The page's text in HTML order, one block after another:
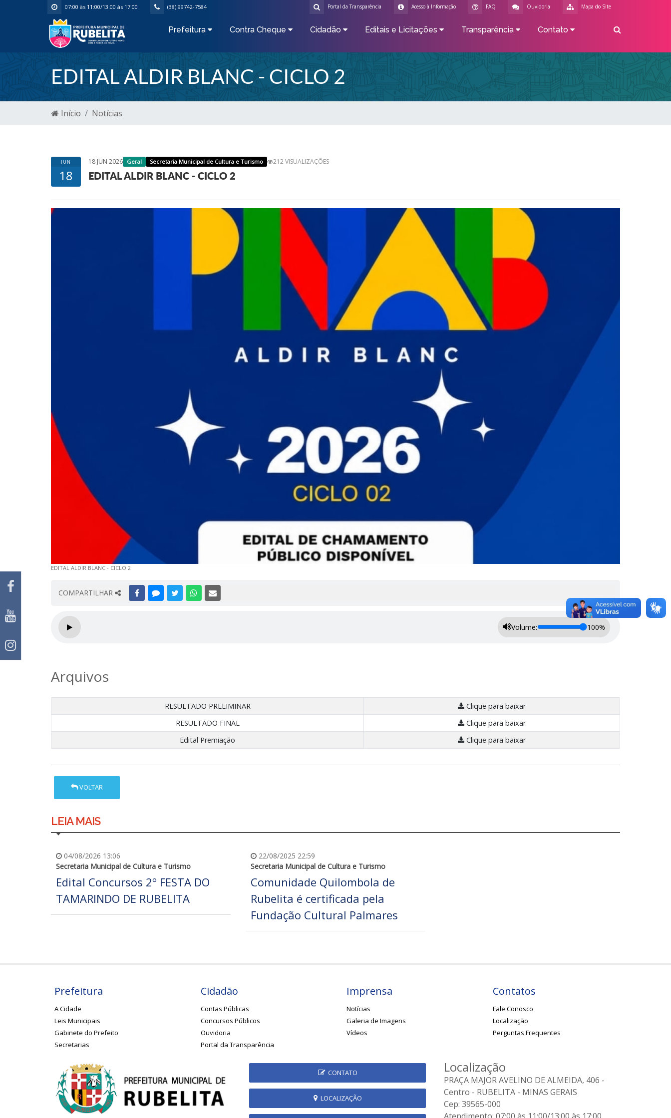
07:00 às 11:00/13:00 às 17:00 (38) 99742-7584 Mapa do Site
Ouvidoria
FAQ
Acesso à Informação
Portal da Transparência
Prefeitura Contra Cheque Cidadão Editais e Licitações Transparência Contato
EDITAL ALDIR BLANC - CICLO 2
Início Notícias
JUN
18
18 JUN 2026 Geral Secretaria Municipal de Cultura e Turismo 212 VISUALIZAÇÕES
EDITAL ALDIR BLANC - CICLO 2
EDITAL ALDIR BLANC - CICLO 2
COMPARTILHAR
Volume: 100%
Arquivos
RESULTADO PRELIMINAR
Clique para baixar
RESULTADO FINAL
Clique para baixar
Edital Premiação
Clique para baixar
VOLTAR
LEIA MAIS
04/08/2026 13:06
Secretaria Municipal de Cultura e Turismo
Edital Concursos 2º FESTA DO
TAMARINDO DE RUBELITA
22/08/2025 22:59
Secretaria Municipal de Cultura e Turismo
Comunidade Quilombola de
Rubelita é certificada pela
Fundação Cultural Palmares
Prefeitura
A Cidade
Leis Municipais
Gabinete do Prefeito
Secretarias
Cidadão
Contas Públicas
Concursos Públicos
Ouvidoria
Portal da Transparência
Imprensa
Notícias
Galeria de Imagens
Vídeos
Contatos
Fale Conosco
Localização
Perguntas Frequentes
CONTATO
LOCALIZAÇÃO
Localização
PRAÇA MAJOR AVELINO DE ALMEIDA, 406 -
Centro - RUBELITA - MINAS GERAIS
Cep: 39565-000